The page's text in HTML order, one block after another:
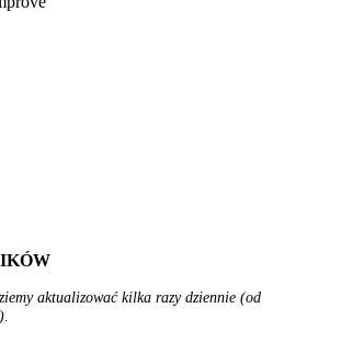
aktualizować kilka razy dziennie (od